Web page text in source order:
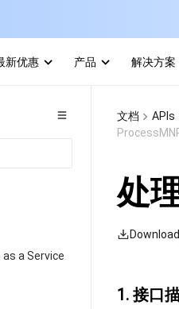
新优惠 产品 解决方案
a Service
文档 APIs
处
Download
1. 接口